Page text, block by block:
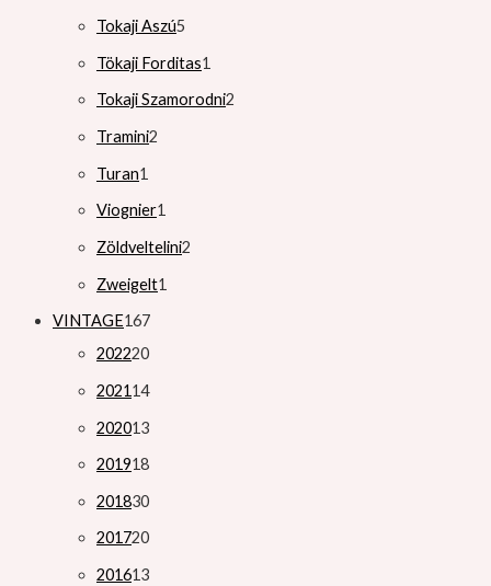
Tokaji Aszú5
Tökaji Forditas1
Tokaji Szamorodni2
Tramini2
Turan1
Viognier1
Zöldveltelini2
Zweigelt1
VINTAGE167
202220
202114
202013
201918
201830
201720
201613